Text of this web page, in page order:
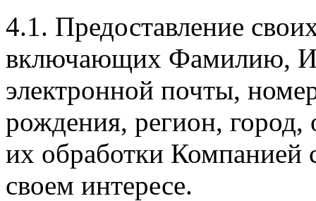
4.1. Предоставление
включающих Фамилию,
электронной почты,
рождения, регион,
их обработки Компанией
своем интересе.